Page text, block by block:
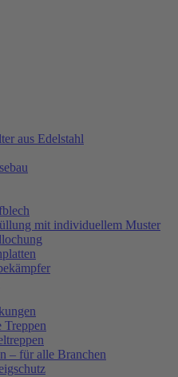
aus Edelstahl
mit individuellem Muster
Treppen
– für alle Branchen